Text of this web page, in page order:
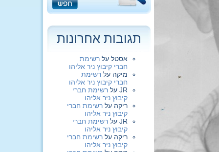
תגובות אחרונות
אסטל על רשימת
חברי קיבוץ ניר אליהו
מיקה על רשימת
חברי קיבוץ ניר אליהו
JR על רשימת חברי
קיבוץ ניר אליהו
ריקה על רשימת חברי
קיבוץ ניר אליהו
JR על רשימת חברי
קיבוץ ניר אליהו
ריקה על רשימת חברי
קיבוץ ניר אליהו